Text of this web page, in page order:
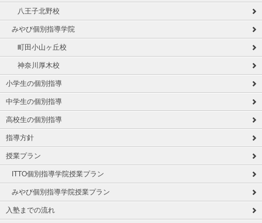
八王子北野校
みやび個別指導学院
町田小山ヶ丘校
神奈川厚木校
小学生の個別指導
中学生の個別指導
高校生の個別指導
指導方針
授業プラン
ITTO個別指導学院授業プラン
みやび個別指導学院授業プラン
入塾までの流れ